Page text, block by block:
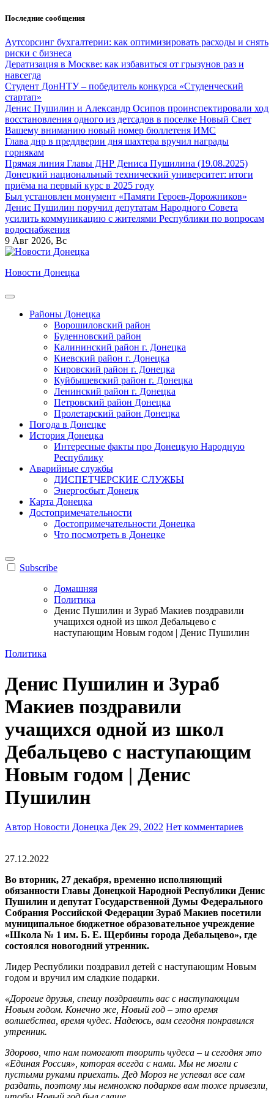
Перейти
содержанию
Последние сообщения
Аутсорсинг бухгалтерии: как оптимизировать расходы и снять
риски с бизнеса
Дератизация в Москве: как избавиться от грызунов раз и
навсегда
Студент ДонНТУ – победитель конкурса «Студенческий
стартап»
Денис Пушилин и Александр Осипов проинспектировали ход
восстановления одного из детсадов в поселке Новый Свет
Вашему вниманию новый номер бюллетеня ИМС
Глава днр в преддверии дня шахтера вручил награды
горнякам
Прямая линия Главы ДНР Дениса Пушилина (19.08.2025)
Донецкий национальный технический университет: итоги
приёма на первый курс в 2025 году
Был установлен монумент «Памяти Героев-Дорожников»
Денис Пушилин поручил депутатам Народного Совета
усилить коммуникацию с жителями Республики по вопросам
водоснабжения
9 Авг 2026, Вс
Новости Донецка
Районы Донецка
Ворошиловский район
Буденновский район
Калининский район г. Донецка
Киевский район г. Донецка
Кировский район г. Донецка
Куйбышевский район г. Донецка
Ленинский район г. Донецка
Петровский район Донецка
Пролетарский район Донецка
Погода в Донецке
История Донецка
Интересные факты про Донецкую Народную
Республику
Аварийные службы
ДИСПЕТЧЕРСКИЕ СЛУЖБЫ
Энергосбыт Донецк
Карта Донецка
Достопримечательности
Достопримечательности Донецка
Что посмотреть в Донецке
Subscribe
Домашняя
Политика
Денис Пушилин и Зураб Макиев поздравили
учащихся одной из школ Дебальцево с
наступающим Новым годом | Денис Пушилин
Политика
Денис Пушилин и Зураб
Макиев поздравили
учащихся одной из школ
Дебальцево с наступающим
Новым годом | Денис
Пушилин
Автор Новости Донецка Дек 29, 2022 Нет комментариев
27.12.2022
Во вторник, 27 декабря, временно исполняющий
обязанности Главы Донецкой Народной Республики Денис
Пушилин и депутат Государственной Думы Федерального
Собрания Российской Федерации Зураб Макиев посетили
муниципальное бюджетное образовательное учреждение
«Школа № 1 им. Б. Е. Щербины города Дебальцево», где
состоялся новогодний утренник.
Лидер Республики поздравил детей с наступающим Новым
годом и вручил им сладкие подарки.
«Дорогие друзья, спешу поздравить вас с наступающим
Новым годом. Конечно же, Новый год – это время
волшебства, время чудес. Надеюсь, вам сегодня понравился
утренник.
Здорово, что нам помогают творить чудеса – и сегодня это
«Единая Россия», которая всегда с нами. Мы не могли с
пустыми руками приехать. Дед Мороз не успевал все сам
раздать, поэтому мы немножко подарков вам тоже привезли,